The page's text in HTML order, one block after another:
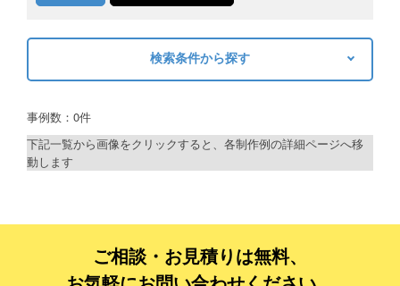
検索条件から探す
制作プランで探す
ベーシックコース
シルバーコース
事例数：0件
下記一覧から画像をクリックすると、各制作例の詳細ページへ移
動します
ご相談・お見積りは無料、